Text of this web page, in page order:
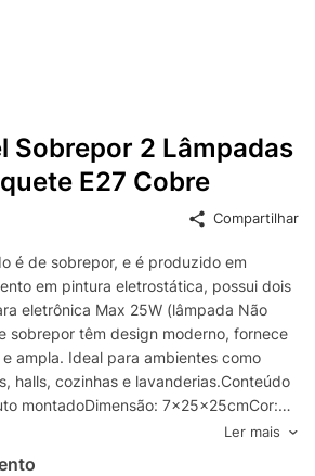
Sobrepor 2 Lâmpadas
E27 Cobre
Compartilhar
é de sobrepor, e é produzido em
em pintura eletrostática, possui dois
eletrônica Max 25W (lâmpada Não
sobrepor têm design moderno, fornece
ampla. Ideal para ambientes como
halls, cozinhas e lavanderias.Conteúdo
montadoDimensão: 7x25x25cmCor:
Ler mais